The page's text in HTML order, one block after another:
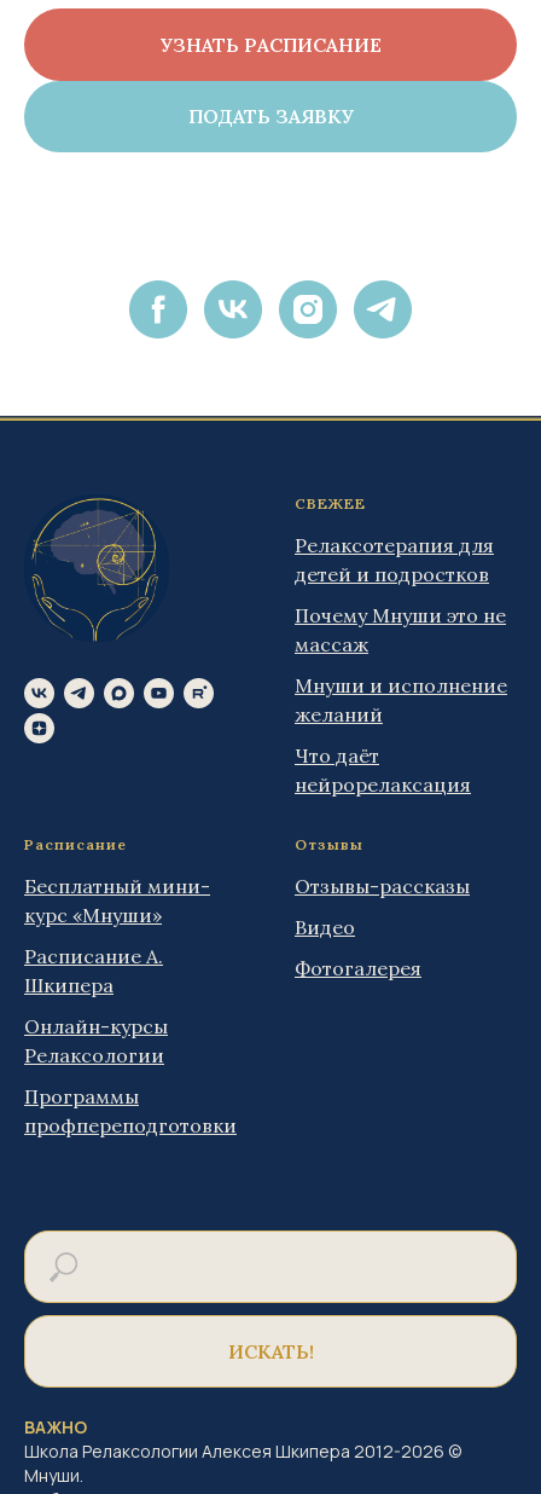
УЗНАТЬ РАСПИСАНИЕ
ПОДАТЬ ЗАЯВКУ
СВЕЖЕЕ
Релаксотерапия для
детей и подростков
Почему Мнуши это не
массаж
Мнуши и исполнение
желаний
Что даёт
нейрорелаксация
Расписание
Бесплатный мини-
курс «Мнуши»
Расписание А.
Шкипера
Онлайн-курсы
Релаксологии
Программы
профпереподготовки
Отзывы
Отзывы-рассказы
Видео
Фотогалерея
ИСКАТЬ!
ВАЖНО
Школа Релаксологии Алексея Шкипера 2012-2026 ©
Мнуши.